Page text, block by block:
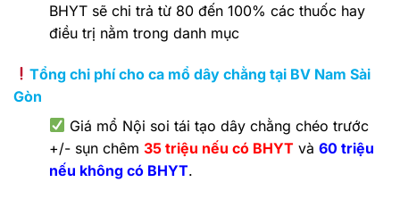
BHYT sẽ chi trả từ 80 đến 100% các thuốc hay
điều trị nằm trong danh mục
Tổng chi phí cho ca mổ dây chằng tại BV Nam Sài
Gòn
Giá mổ Nội soi tái tạo dây chằng chéo trước
+/- sụn chêm 35 triệu nếu có BHYT và 60 triệu
nếu không có BHYT.